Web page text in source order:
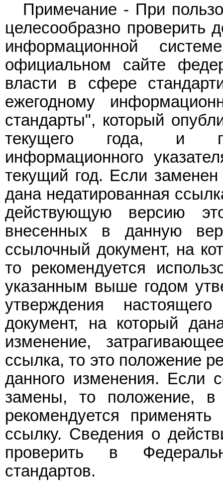
Примечание - При
целесообразно проверить
информационной
официальном сайте
власти в сфере
ежегодному
стандарты", который
текущего года, и
информационного
текущий год. Если
дана недатированная
действующую версию
внесенных в данную
ссылочный документ, на
то рекомендуется
указанным выше годом
утверждения
документ, на который
изменение,
ссылка, то это положение
данного изменения. Если
замены, то положение,
рекомендуется
ссылку. Сведения о
проверить в
стандартов.